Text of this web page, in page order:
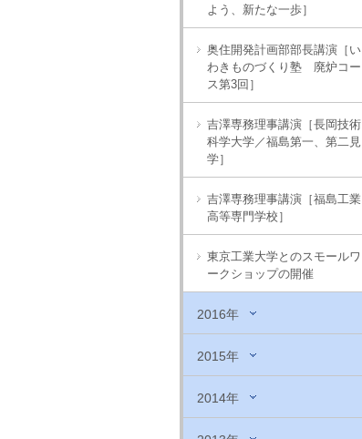
よう、新たな一歩］
奥住開発計画部部長講演［い
わきものづくり塾 廃炉コー
ス第3回］
吉澤専務理事講演［長岡技術
科学大学／福島第一、第二見
学］
吉澤専務理事講演［福島工業
高等専門学校］
東京工業大学とのスモールワ
ークショップの開催
2016年
2015年
2014年